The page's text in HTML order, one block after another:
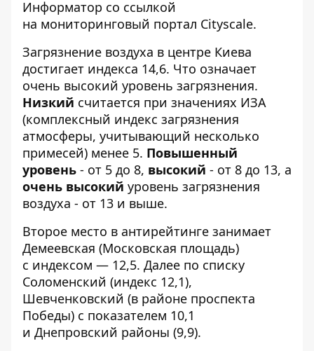
Информатор со ссылкой
на мониторинговый портал Cityscale.
Загрязнение воздуха в центре Киева
достигает индекса 14,6. Что означает
очень высокий уровень загрязнения.
Низкий считается при значениях ИЗА
(комплексный индекс загрязнения
атмосферы, учитывающий несколько
примесей) менее 5. Повышенный
уровень - от 5 до 8, высокий - от 8 до 13, а
очень высокий уровень загрязнения
воздуха - от 13 и выше.
Второе место в антирейтинге занимает
Демеевская (Московская площадь)
с индексом — 12,5. Далее по списку
Соломенский (индекс 12,1),
Шевченковский (в районе проспекта
Победы) с показателем 10,1
и Днепровский районы (9,9).